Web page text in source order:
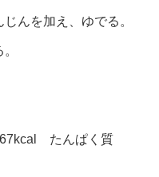
んを加え、ゆでる。
たんぱく質